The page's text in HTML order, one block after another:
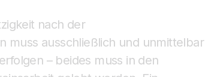
nach der
muss ausschließlich und unmittelbar
– beides muss in den